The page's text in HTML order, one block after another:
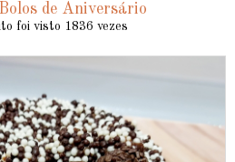
Bolos de Aniversário
foi visto 1836 vezes